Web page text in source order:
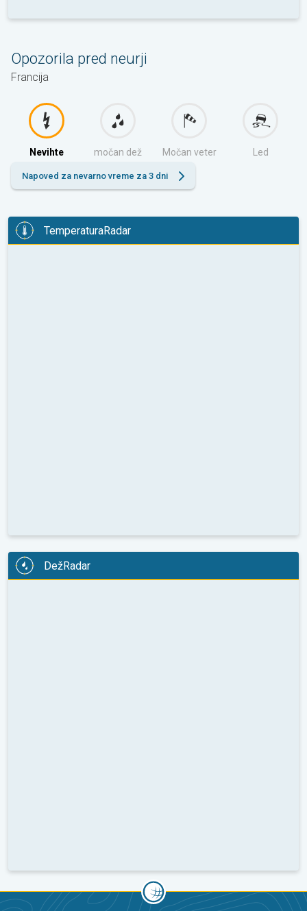
Opozorila pred neurji
Francija
Nevihte močan dež Močan veter Led
Napoved za nevarno vreme za 3 dni
TemperaturaRadar
DežRadar